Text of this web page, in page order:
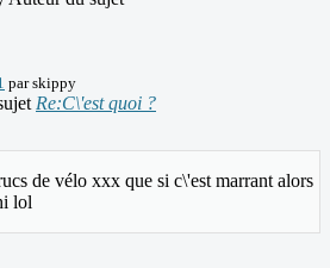
parskippy
Re:C\'est quoi ?
de vélo xxx que si c\'est marrant alors
lol